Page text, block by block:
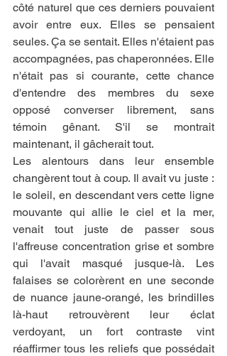
côté naturel que ces derniers pouvaient
avoir entre eux. Elles se pensaient
seules. Ça se sentait. Elles n'étaient pas
accompagnées, pas chaperonnées. Elle
n'était pas si courante, cette chance
d'entendre des membres du sexe
opposé converser librement, sans
témoin gênant. S'il se montrait
maintenant, il gâcherait tout.
Les alentours dans leur ensemble
changèrent tout à coup. Il avait vu juste :
le soleil, en descendant vers cette ligne
mouvante qui allie le ciel et la mer,
venait tout juste de passer sous
l'affreuse concentration grise et sombre
qui l'avait masqué jusque-là. Les
falaises se colorèrent en une seconde
de nuance jaune-orangé, les brindilles
là-haut retrouvèrent leur éclat
verdoyant, un fort contraste vint
réaffirmer tous les reliefs que possédait